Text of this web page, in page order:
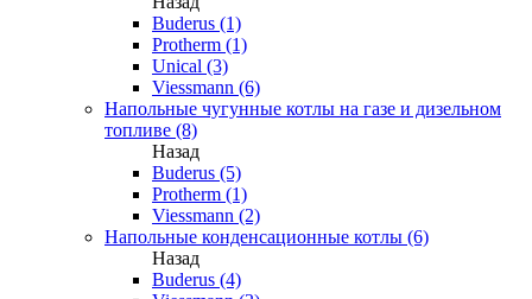
Buderus (1)
Protherm (1)
Unical (3)
Viessmann (6)
Напольные чугунные котлы на газе и дизельном
топливе (8)
Назад
Buderus (5)
Protherm (1)
Viessmann (2)
Напольные конденсационные котлы (6)
Назад
Buderus (4)